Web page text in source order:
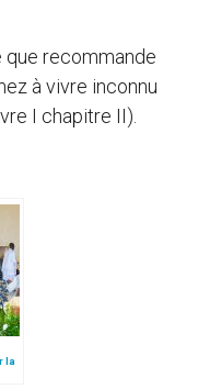
que recommande
à vivre inconnu
I chapitre II).
la